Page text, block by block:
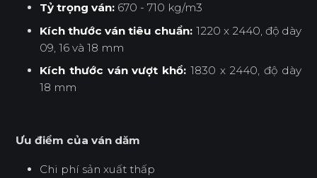
Tỷ trọng ván: 670 - 710 kg/m3
Kích thước ván tiêu chuẩn: 1220 x 2440, độ dày
09, 16 và 18 mm
Kích thước ván vượt khổ: 1830 x 2440, độ dày
18 mm
Ưu điểm của ván dăm
Chi phí sản xuất thấp